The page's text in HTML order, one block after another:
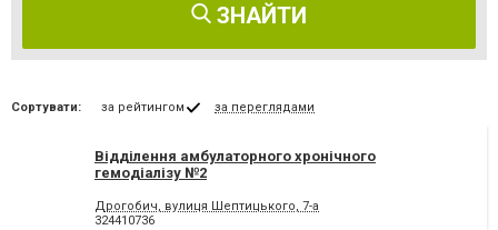
ЗНАЙТИ
Сортувати: за рейтингом за переглядами
Відділення амбулаторного хронічного
гемодіалізу №2
Дрогобич, вулиця Шептицького, 7-а
324410736